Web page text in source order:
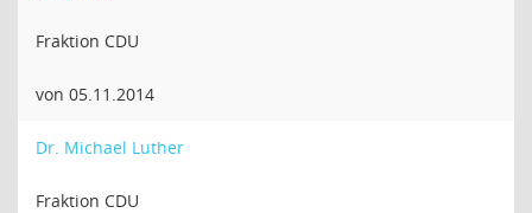
Fraktion CDU
von 05.11.2014
Dr. Michael Luther
Fraktion CDU